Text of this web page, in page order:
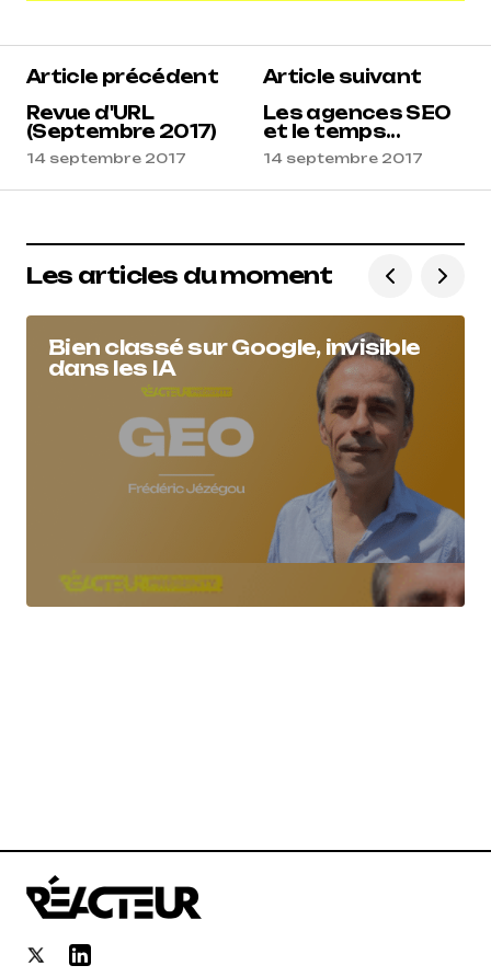
Article précédent
Revue d'URL
(Septembre 2017)
14 septembre 2017
Article suivant
Les agences SEO
et le temps...
14 septembre 2017
Les articles du moment
Bien classé sur Google, invisible
dans les IA